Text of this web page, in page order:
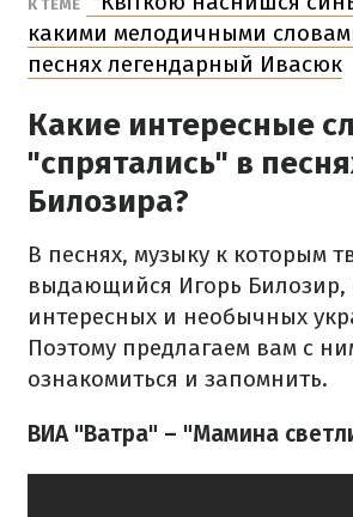
К ТЕМЕ
какими мелодичными
песнях легендарный Ивасюк
Какие интересные
"спрятались" в
Билозира?
В песнях, музыку к которым
выдающийся Игорь Билозир,
интересных и необычных
Поэтому предлагаем вам с
ознакомиться и запомнить.
ВИА "Ватра" – "Мамина